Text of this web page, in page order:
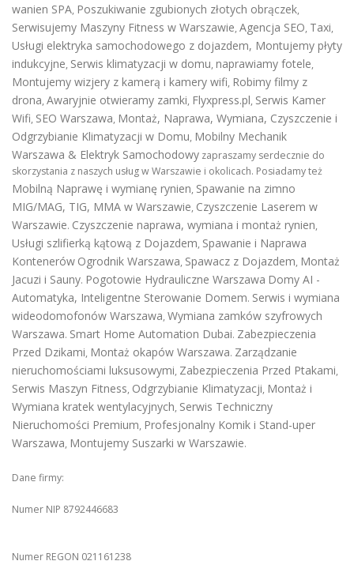
wanien SPA, Poszukiwanie zgubionych złotych obrączek,
Serwisujemy Maszyny Fitness w Warszawie, Agencja SEO, Taxi,
Usługi elektryka samochodowego z dojazdem, Montujemy płyty
indukcyjne, Serwis klimatyzacji w domu, naprawiamy fotele,
Montujemy wizjery z kamerą i kamery wifi, Robimy filmy z
drona, Awaryjnie otwieramy zamki, Flyxpress.pl, Serwis Kamer
Wifi, SEO Warszawa, Montaż, Naprawa, Wymiana, Czyszczenie i
Odgrzybianie Klimatyzacji w Domu, Mobilny Mechanik
Warszawa & Elektryk Samochodowy zapraszamy serdecznie do
skorzystania z naszych usług w Warszawie i okolicach. Posiadamy też
Mobilną Naprawę i wymianę rynien, Spawanie na zimno
MIG/MAG, TIG, MMA w Warszawie, Czyszczenie Laserem w
Warszawie. Czyszczenie naprawa, wymiana i montaż rynien,
Usługi szlifierką kątową z Dojazdem, Spawanie i Naprawa
Kontenerów Ogrodnik Warszawa, Spawacz z Dojazdem, Montaż
Jacuzi i Sauny. Pogotowie Hydrauliczne Warszawa Domy AI -
Automatyka, Inteligentne Sterowanie Domem. Serwis i wymiana
wideodomofonów Warszawa, Wymiana zamków szyfrowych
Warszawa. Smart Home Automation Dubai. Zabezpieczenia
Przed Dzikami, Montaż okapów Warszawa. Zarządzanie
nieruchomościami luksusowymi, Zabezpieczenia Przed Ptakami,
Serwis Maszyn Fitness, Odgrzybianie Klimatyzacji, Montaż i
Wymiana kratek wentylacyjnych, Serwis Techniczny
Nieruchomości Premium, Profesjonalny Komik i Stand-uper
Warszawa, Montujemy Suszarki w Warszawie.
Dane firmy:
Numer NIP 8792446683
Numer REGON 021161238